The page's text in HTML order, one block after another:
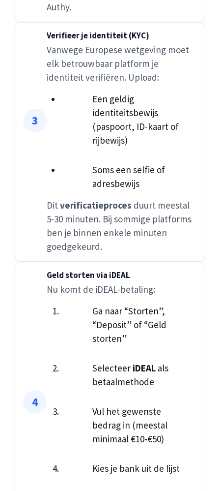
Authy.
Verifieer je identiteit (KYC)
Vanwege Europese wetgeving moet
elk betrouwbaar platform je
identiteit verifiëren. Upload:
Een geldig
identiteitsbewijs
(paspoort, ID-kaart of
rijbewijs)
Soms een selfie of
adresbewijs
Ditverificatieproces duurt meestal
5-30 minuten. Bij sommige platforms
ben je binnen enkele minuten
goedgekeurd.
Geld storten via iDEAL
Nu komt de iDEAL-betaling:
Ga naar “Storten”,
“Deposit” of “Geld
storten”
Selecteer iDEALals
betaalmethode
Vul het gewenste
bedrag in (meestal
minimaal €10-€50)
Kies je bank uit de lijst